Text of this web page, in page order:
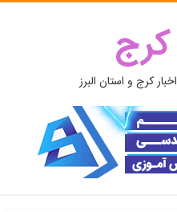
کرج
کرج و استان البرز